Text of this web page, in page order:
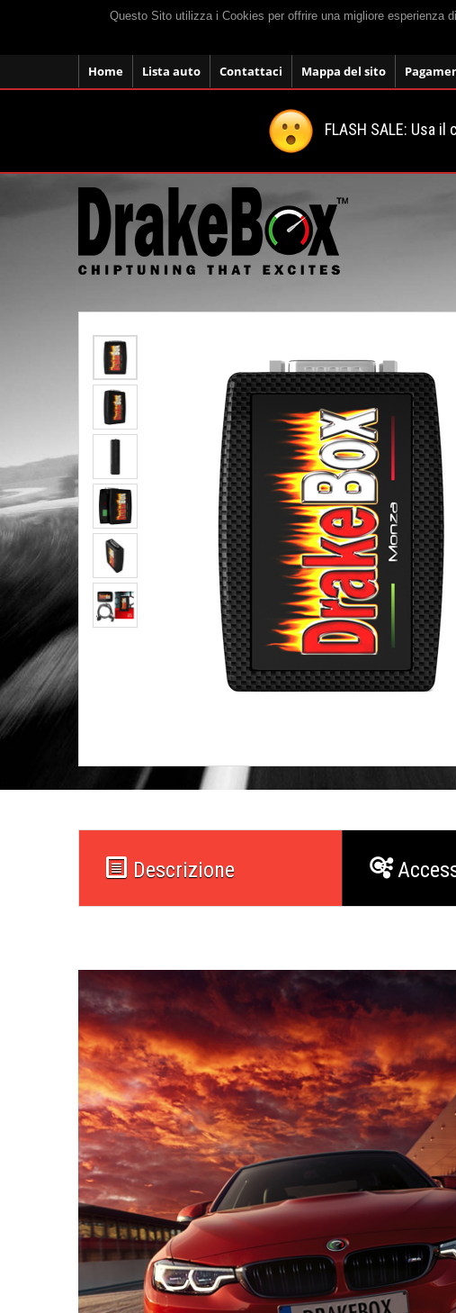
Questo Sito utilizza i Cookies per offrire una migliore esperienza
Home Lista auto Contattaci Mappa del sito
FLASH SALE: Usa il
Descrizione